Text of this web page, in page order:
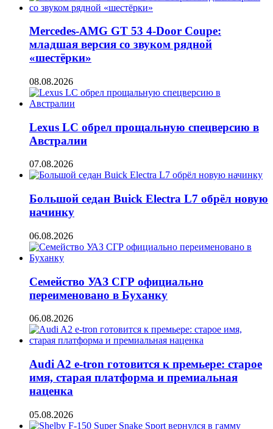
Mercedes-AMG GT 53 4-Door Coupe:
младшая версия со звуком рядной
«шестёрки»
08.08.2026
Lexus LC обрел прощальную спецверсию в
Австралии
07.08.2026
Большой седан Buick Electra L7 обрёл новую
начинку
06.08.2026
Семейство УАЗ СГР официально
переименовано в Буханку
06.08.2026
Audi A2 e-tron готовится к премьере: старое
имя, старая платформа и премиальная
наценка
05.08.2026